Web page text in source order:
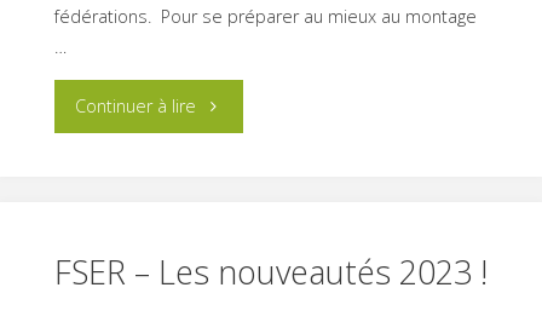
fédérations. Pour se préparer au mieux au montage
…
Continuer à lire "La
FSER – Les nouveautés 2023 !